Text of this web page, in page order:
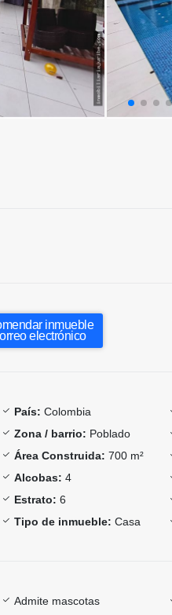
inmueble
electrónico
País: Colombia
Zona / barrio: Poblado
Área Construida: 700 m²
Alcobas: 4
Estrato: 6
Tipo de inmueble: Casa
Admite mascotas